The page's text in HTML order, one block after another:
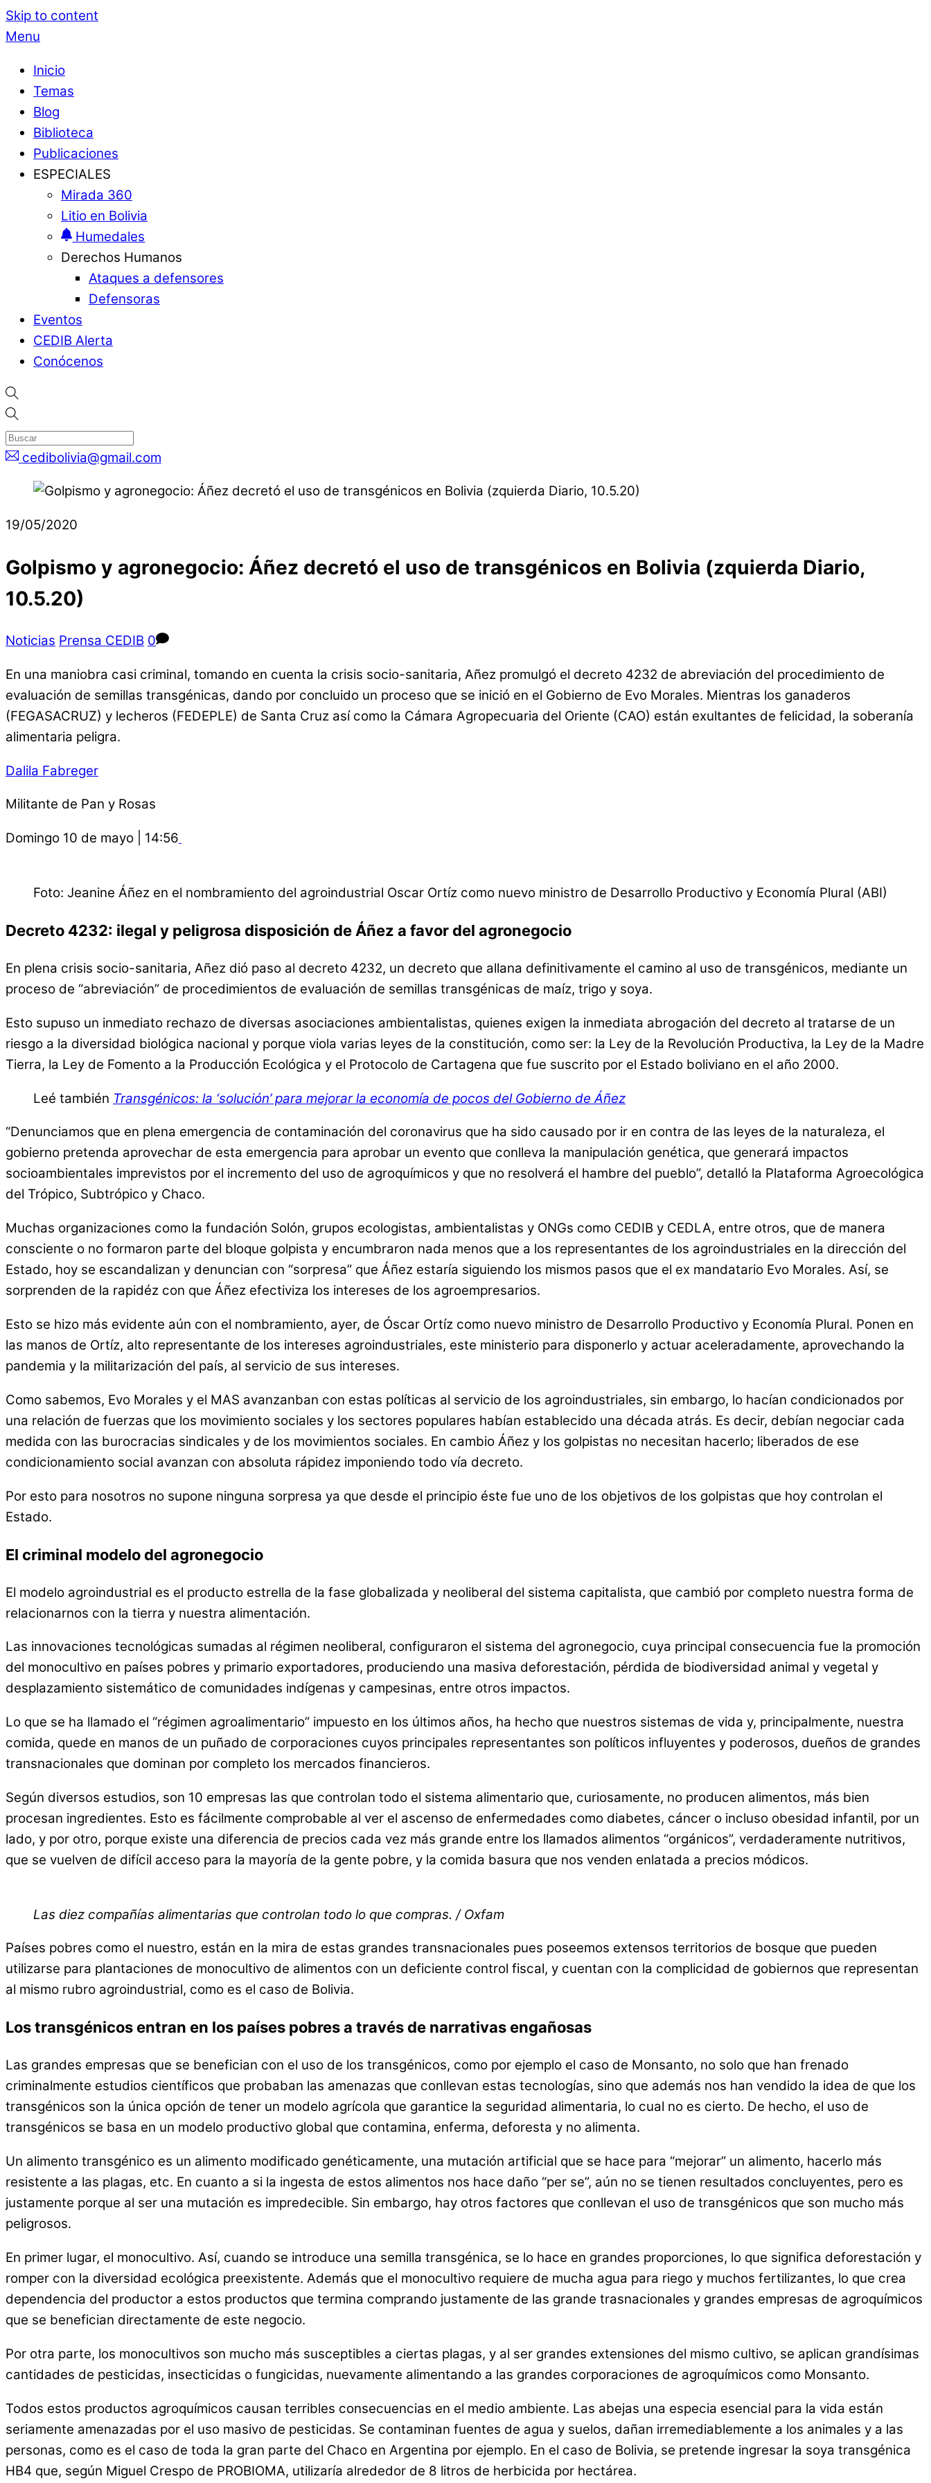
Skip to content
Menu
Inicio
Temas
Blog
Biblioteca
Publicaciones
ESPECIALES
Mirada 360
Litio en Bolivia
Humedales
Derechos Humanos
Ataques a defensores
Defensoras
Eventos
CEDIB Alerta
Conócenos
cedibolivia@gmail.com
19/05/2020
Golpismo y agronegocio: Áñez decretó el uso de transgénicos en Bolivia (zquierda Diario,
10.5.20)
Noticias Prensa CEDIB 0
En una maniobra casi criminal, tomando en cuenta la crisis socio-sanitaria, Añez promulgó el decreto 4232 de abreviación del procedimiento de
evaluación de semillas transgénicas, dando por concluido un proceso que se inició en el Gobierno de Evo Morales. Mientras los ganaderos
(FEGASACRUZ) y lecheros (FEDEPLE) de Santa Cruz así como la Cámara Agropecuaria del Oriente (CAO) están exultantes de felicidad, la soberanía
alimentaria peligra.
Dalila Fabreger
Militante de Pan y Rosas
Domingo 10 de mayo | 14:56
Foto: Jeanine Áñez en el nombramiento del agroindustrial Oscar Ortíz como nuevo ministro de Desarrollo Productivo y Economía Plural (ABI)
Decreto 4232: ilegal y peligrosa disposición de Áñez a favor del agronegocio
En plena crisis socio-sanitaria, Añez dió paso al decreto 4232, un decreto que allana definitivamente el camino al uso de transgénicos, mediante un
proceso de “abreviación” de procedimientos de evaluación de semillas transgénicas de maíz, trigo y soya.
Esto supuso un inmediato rechazo de diversas asociaciones ambientalistas, quienes exigen la inmediata abrogación del decreto al tratarse de un
riesgo a la diversidad biológica nacional y porque viola varias leyes de la constitución, como ser: la Ley de la Revolución Productiva, la Ley de la Madre
Tierra, la Ley de Fomento a la Producción Ecológica y el Protocolo de Cartagena que fue suscrito por el Estado boliviano en el año 2000.
Leé también Transgénicos: la ‘solución’ para mejorar la economía de pocos del Gobierno de Áñez
“Denunciamos que en plena emergencia de contaminación del coronavirus que ha sido causado por ir en contra de las leyes de la naturaleza, el
gobierno pretenda aprovechar de esta emergencia para aprobar un evento que conlleva la manipulación genética, que generará impactos
socioambientales imprevistos por el incremento del uso de agroquímicos y que no resolverá el hambre del pueblo”, detalló la Plataforma Agroecológica
del Trópico, Subtrópico y Chaco.
Muchas organizaciones como la fundación Solón, grupos ecologistas, ambientalistas y ONGs como CEDIB y CEDLA, entre otros, que de manera
consciente o no formaron parte del bloque golpista y encumbraron nada menos que a los representantes de los agroindustriales en la dirección del
Estado, hoy se escandalizan y denuncian con “sorpresa” que Áñez estaría siguiendo los mismos pasos que el ex mandatario Evo Morales. Así, se
sorprenden de la rapidéz con que Áñez efectiviza los intereses de los agroempresarios.
Esto se hizo más evidente aún con el nombramiento, ayer, de Óscar Ortíz como nuevo ministro de Desarrollo Productivo y Economía Plural. Ponen en
las manos de Ortíz, alto representante de los intereses agroindustriales, este ministerio para disponerlo y actuar aceleradamente, aprovechando la
pandemia y la militarización del país, al servicio de sus intereses.
Como sabemos, Evo Morales y el MAS avanzanban con estas políticas al servicio de los agroindustriales, sin embargo, lo hacían condicionados por
una relación de fuerzas que los movimiento sociales y los sectores populares habían establecido una década atrás. Es decir, debían negociar cada
medida con las burocracias sindicales y de los movimientos sociales. En cambio Áñez y los golpistas no necesitan hacerlo; liberados de ese
condicionamiento social avanzan con absoluta rápidez imponiendo todo vía decreto.
Por esto para nosotros no supone ninguna sorpresa ya que desde el principio éste fue uno de los objetivos de los golpistas que hoy controlan el
Estado.
El criminal modelo del agronegocio
El modelo agroindustrial es el producto estrella de la fase globalizada y neoliberal del sistema capitalista, que cambió por completo nuestra forma de
relacionarnos con la tierra y nuestra alimentación.
Las innovaciones tecnológicas sumadas al régimen neoliberal, configuraron el sistema del agronegocio, cuya principal consecuencia fue la promoción
del monocultivo en países pobres y primario exportadores, produciendo una masiva deforestación, pérdida de biodiversidad animal y vegetal y
desplazamiento sistemático de comunidades indígenas y campesinas, entre otros impactos.
Lo que se ha llamado el “régimen agroalimentario” impuesto en los últimos años, ha hecho que nuestros sistemas de vida y, principalmente, nuestra
comida, quede en manos de un puñado de corporaciones cuyos principales representantes son políticos influyentes y poderosos, dueños de grandes
transnacionales que dominan por completo los mercados financieros.
Según diversos estudios, son 10 empresas las que controlan todo el sistema alimentario que, curiosamente, no producen alimentos, más bien
procesan ingredientes. Esto es fácilmente comprobable al ver el ascenso de enfermedades como diabetes, cáncer o incluso obesidad infantil, por un
lado, y por otro, porque existe una diferencia de precios cada vez más grande entre los llamados alimentos “orgánicos”, verdaderamente nutritivos,
que se vuelven de difícil acceso para la mayoría de la gente pobre, y la comida basura que nos venden enlatada a precios módicos.
Las diez compañías alimentarias que controlan todo lo que compras. / Oxfam
Países pobres como el nuestro, están en la mira de estas grandes transnacionales pues poseemos extensos territorios de bosque que pueden
utilizarse para plantaciones de monocultivo de alimentos con un deficiente control fiscal, y cuentan con la complicidad de gobiernos que representan
al mismo rubro agroindustrial, como es el caso de Bolivia.
Los transgénicos entran en los países pobres a través de narrativas engañosas
Las grandes empresas que se benefician con el uso de los transgénicos, como por ejemplo el caso de Monsanto, no solo que han frenado
criminalmente estudios científicos que probaban las amenazas que conllevan estas tecnologías, sino que además nos han vendido la idea de que los
transgénicos son la única opción de tener un modelo agrícola que garantice la seguridad alimentaria, lo cual no es cierto. De hecho, el uso de
transgénicos se basa en un modelo productivo global que contamina, enferma, deforesta y no alimenta.
Un alimento transgénico es un alimento modificado genéticamente, una mutación artificial que se hace para “mejorar” un alimento, hacerlo más
resistente a las plagas, etc. En cuanto a si la ingesta de estos alimentos nos hace daño “per se”, aún no se tienen resultados concluyentes, pero es
justamente porque al ser una mutación es impredecible. Sin embargo, hay otros factores que conllevan el uso de transgénicos que son mucho más
peligrosos.
En primer lugar, el monocultivo. Así, cuando se introduce una semilla transgénica, se lo hace en grandes proporciones, lo que significa deforestación y
romper con la diversidad ecológica preexistente. Además que el monocultivo requiere de mucha agua para riego y muchos fertilizantes, lo que crea
dependencia del productor a estos productos que termina comprando justamente de las grande trasnacionales y grandes empresas de agroquímicos
que se benefician directamente de este negocio.
Por otra parte, los monocultivos son mucho más susceptibles a ciertas plagas, y al ser grandes extensiones del mismo cultivo, se aplican grandísimas
cantidades de pesticidas, insecticidas o fungicidas, nuevamente alimentando a las grandes corporaciones de agroquímicos como Monsanto.
Todos estos productos agroquímicos causan terribles consecuencias en el medio ambiente. Las abejas una especia esencial para la vida están
seriamente amenazadas por el uso masivo de pesticidas. Se contaminan fuentes de agua y suelos, dañan irremediablemente a los animales y a las
personas, como es el caso de toda la gran parte del Chaco en Argentina por ejemplo. En el caso de Bolivia, se pretende ingresar la soya transgénica
HB4 que, según Miguel Crespo de PROBIOMA, utilizaría alrededor de 8 litros de herbicida por hectárea.